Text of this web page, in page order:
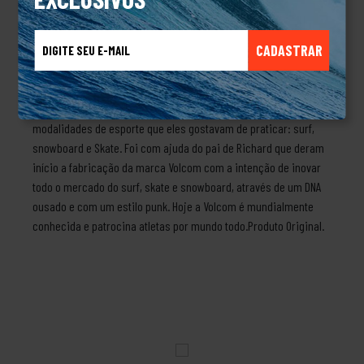
CADASTRAR
contrastante.Modelagem regularSilk frontalAssinatura Volcom na
mangaEtiqueta internaViés contrastanteComposição: Meia
malha 30/1: 100% AlgodãoSobre a marcaA história da Volcom
começa em 1991, após uma viagem para praticar snowboard
entre os amigos Richard Woolcott e Tucker Hall. Nesta viagem
eles tiveram a ideia de criar uma marca de roupas para as três
modalidades de esporte que eles gostavam de praticar: surf,
snowboard e Skate. Foi com ajuda do pai de Richard que deram
início a fabricação da marca Volcom com a intenção de inovar
todo o mercado do surf, skate e snowboard, através de um DNA
ousado e com um estilo punk. Hoje a Volcom é mundialmente
conhecida e patrocina atletas por mundo todo.Produto Original.